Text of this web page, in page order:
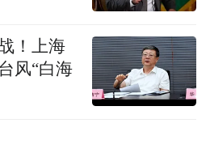
！上海
风“白海